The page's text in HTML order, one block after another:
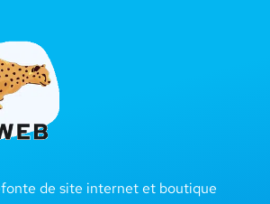
de site internet et boutique